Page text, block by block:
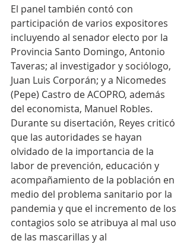
El panel también contó con
participación de varios expositores
incluyendo al senador electo por la
Provincia Santo Domingo, Antonio
Taveras; al investigador y sociólogo,
Juan Luis Corporán; y a Nicomedes
(Pepe) Castro de ACOPRO, además
del economista, Manuel Robles.
Durante su disertación, Reyes criticó
que las autoridades se hayan
olvidado de la importancia de la
labor de prevención, educación y
acompañamiento de la población en
medio del problema sanitario por la
pandemia y que el incremento de los
contagios solo se atribuya al mal uso
de las mascarillas y al